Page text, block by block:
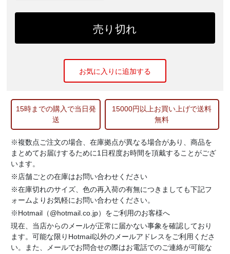
お気に入りに追加する
15時までの購入で当日発
送
15000円以上お買い上げで送料
無料
※複数点ご注文の場合、在庫拠点が異なる場合があり、商品を
まとめてお届けするために1日程度お時間を頂戴することがござ
います。
※店舗ごとの在庫はお問い合わせください
※在庫切れのサイズ、色の再入荷の有無につきましても下記フ
ォームよりお気軽にお問い合わせください。
※Hotmail（@hotmail.co.jp）をご利用のお客様へ
現在、当店からのメールが正常に届かない事象を確認しており
ます。可能な限りHotmail以外のメールアドレスをご利用くださ
い。また、メールでお問合せの際はお電話でのご連絡が可能な